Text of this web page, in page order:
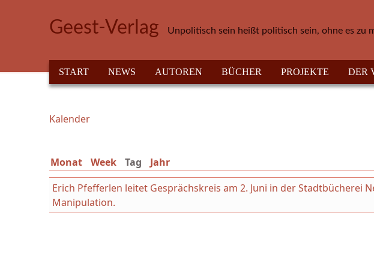
Geest-Verlag Unpolitisch sein heißt politisch sein, ohne es zu
HAUPTMENÜ
START NEWS AUTOREN BÜCHER PROJEKTE DER
Sie sind hier
Kalender
Monat Week Tag (aktiver Reiter)
Jahr
Erich Pfefferlen leitet Gesprächskreis am 2. Juni in der Stadtbücherei
Manipulation.